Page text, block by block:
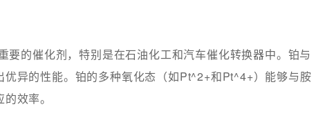
要的催化剂，特别是在石油化工和汽车催化转换器中。铂与
异的性能。铂的多种氧化态（如Pt^2+和Pt^4+）能够与胺
效率。